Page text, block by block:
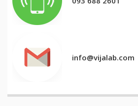
info@vijalab.com